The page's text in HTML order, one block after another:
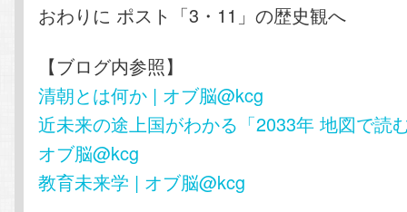
おわりに ポスト「3・11」の歴史観へ
【ブログ内参照】
清朝とは何か | オブ脳@kcg
近未来の途上国がわかる「2033年 地図で読
オブ脳@kcg
教育未来学 | オブ脳@kcg